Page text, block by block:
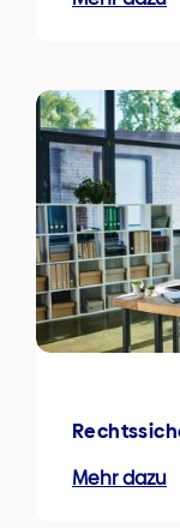
Mehr dazu